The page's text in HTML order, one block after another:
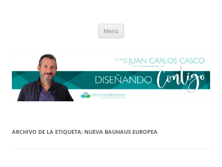
Menú
ARCHIVO DE LA ETIQUETA: NUEVA BAUHAUS EUROPEA